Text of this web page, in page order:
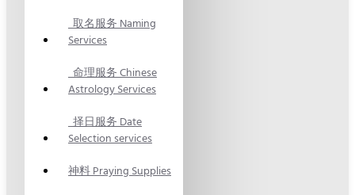
取名服务 Naming
Services
命理服务 Chinese
Astrology Services
择日服务 Date
Selection services
神料 Praying Supplies